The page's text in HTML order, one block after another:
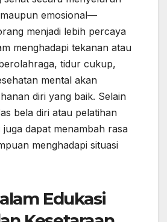
emosional—
menjadi lebih percaya
menghadapi tekanan atau
tidur cukup,
mental akan
diri yang baik. Selain
bela diri atau pelatihan
dapat menambah rasa
menghadapi situasi
Edukasi